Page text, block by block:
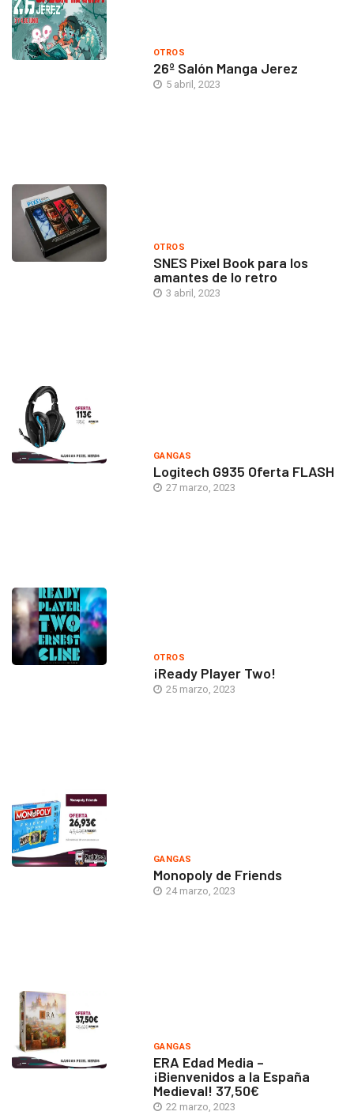
OTROS
26º Salón Manga Jerez
5 abril, 2023
OTROS
SNES Pixel Book para los
amantes de lo retro
3 abril, 2023
GANGAS
Logitech G935 Oferta FLASH
27 marzo, 2023
OTROS
¡Ready Player Two!
25 marzo, 2023
GANGAS
Monopoly de Friends
24 marzo, 2023
GANGAS
ERA Edad Media –
¡Bienvenidos a la España
Medieval! 37,50€
22 marzo, 2023